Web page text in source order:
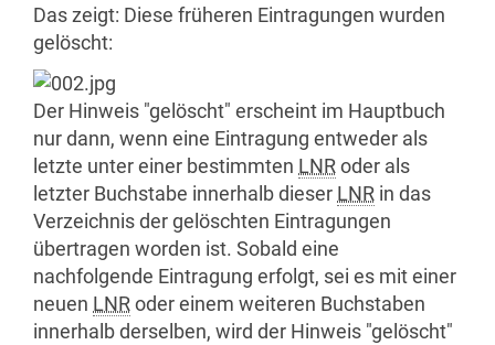
Das zeigt: Diese früheren Eintragungen wurden
gelöscht:
Der Hinweis "gelöscht" erscheint im Hauptbuch
nur dann, wenn eine Eintragung entweder als
letzte unter einer bestimmten LNRoder als
letzter Buchstabe innerhalb dieser LNR in das
Verzeichnis der gelöschten Eintragungen
übertragen worden ist. Sobald eine
nachfolgende Eintragung erfolgt, sei es mit einer
neuen LNRoder einem weiteren Buchstaben
innerhalb derselben, wird der Hinweis "gelöscht"